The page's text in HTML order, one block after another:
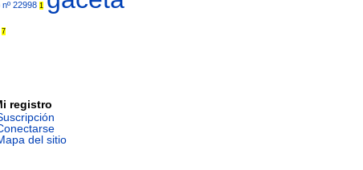
22998 1
7
registro
del sitio